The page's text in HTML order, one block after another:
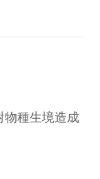
物種生境造成